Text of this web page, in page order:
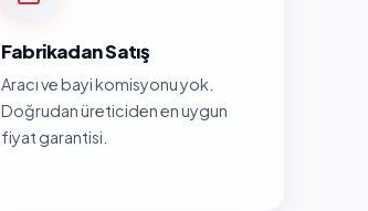
Fabrikadan Satış
Aracı ve bayi komisyonu yok.
Doğrudan üreticiden en uygun
fiyat garantisi.